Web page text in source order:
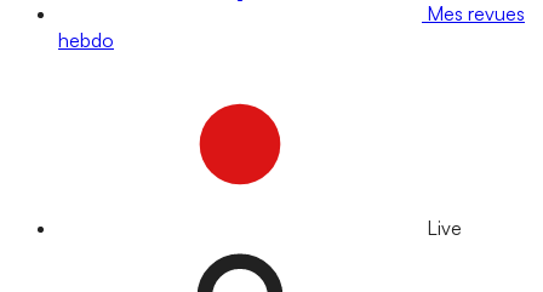
Mes revues
hebdo
Live